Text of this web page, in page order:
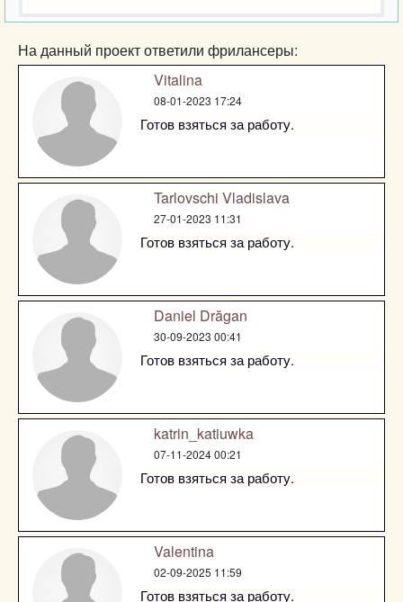
На данный проект ответили фрилансеры:
Vitalina
08-01-2023 17:24
Готов взяться за работу.
Tarlovschi Vladislava
27-01-2023 11:31
Готов взяться за работу.
Daniel Drăgan
30-09-2023 00:41
Готов взяться за работу.
katrin_katiuwka
07-11-2024 00:21
Готов взяться за работу.
Valentina
02-09-2025 11:59
Готов взяться за работу.